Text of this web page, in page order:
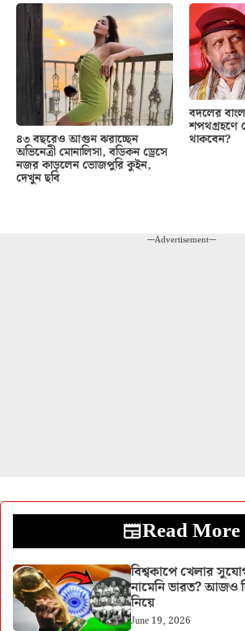
৪৩ বছরেও আগুন ঝরাচ্ছেন
অভিনেত্রী মোনালিসা, বডিকন ড্রেসে
নজর কাড়লেন ভোজপুরি কুইন,
দেখুন ছবি
বদলের
শপথগ্রহণে
থাকবেন?
---Advertisement---
Read More
বিশ্বকাপে খেলার
নামেনি ভারত? আজও
নিয়ে
June 19, 2026